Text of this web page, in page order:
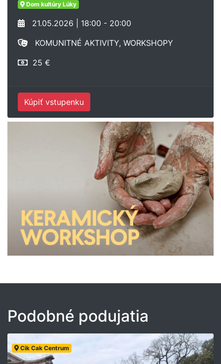
Dom kultúry Lúky
21.05.2026 | 18:00 - 20:00
KOMUNITNÉ AKTIVITY, WORKSHOPY
25 €
Kúpiť vstupenku
Podobné podujatia
Cik Cak Centrum